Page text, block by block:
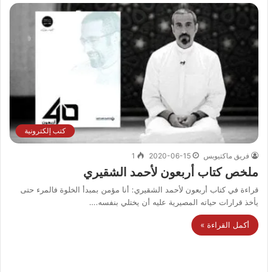
كتب إلكترونية
فريق ماكتيوبس 2020-06-15
1
ملخص كتاب أربعون لأحمد الشقيري
قراءة في كتاب أربعون لأحمد الشقيري: أنا مؤمن بمبدأ الخلوة فالمرء حتى
يأخذ قرارات حياته المصيرية عليه أن يختلي بنفسه.…
أكمل القراءة »